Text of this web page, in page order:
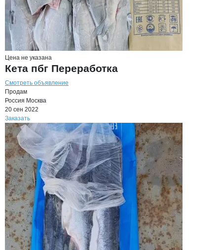
Цена не указана
Кета пбг Переработка
Смотреть объявление
Продам
Россия Москва
20 сен 2022
Заказать